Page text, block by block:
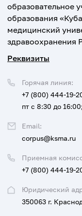
образовательное
образования
медицинский
здравоохранения
Реквизиты
Юридический
350063 г.
Приемная
+7 (800) 444-19-
Горячая линия:
+7 (800) 444-19-
пт с 8:30 до
Email:
corpus@ksma.ru